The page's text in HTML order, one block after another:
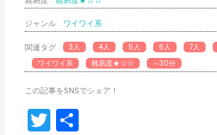
ジャンル ワイワイ系
関連タグ 3人 4人 5人 6人 7人
ワイワイ系
難易度★☆☆ ～30分
この記事をSNSでシェア！
T 共